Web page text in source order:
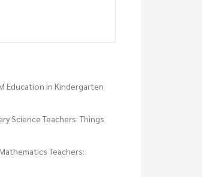
Education in Kindergarten
Science Teachers: Things
Teachers: